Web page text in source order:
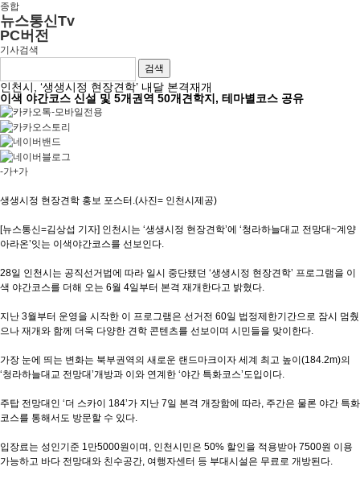
종합
뉴스통신Tv
PC버전
기사검색
검색
인천시, ‘생생시정 현장견학’ 내달 본격재개
이색 야간코스 신설 및 5개권역 50개견학지, 테마별코스 공유
-가+가
생생시정 현장견학 홍보 포스터.(사진= 인천시제공)
[뉴스통신=김상섭 기자] 인천시는 ‘생생시정 현장견학’에 ‘청라하늘대교 전망대~계양
아라온’잇는 이색야간코스를 선보인다.
28일 인천시는 공직선거법에 따라 일시 중단됐던 ‘생생시정 현장견학’ 프로그램을 이
색 야간코스를 더해 오는 6월 4일부터 본격 재개한다고 밝혔다.
지난 3월부터 운영을 시작한 이 프로그램은 선거전 60일 법정제한기간으로 잠시 멈췄
으나 재개와 함께 더욱 다양한 견학 콘텐츠를 선보이며 시민들을 맞이한다.
가장 눈에 띄는 변화는 북부권역의 새로운 랜드마크이자 세계 최고 높이(184.2m)의
‘청라하늘대교 전망대’개방과 이와 연계한 ‘야간 특화코스’도입이다.
주탑 전망대인 ‘더 스카이 184’가 지난 7일 본격 개장함에 따라, 주간은 물론 야간 특화
코스를 통해서도 방문할 수 있다.
입장료는 성인기준 1만5000원이며, 인천시민은 50% 할인을 적용받아 7500원 이용
가능하고 바다 전망대와 친수공간, 여행자센터 등 부대시설은 무료로 개방된다.